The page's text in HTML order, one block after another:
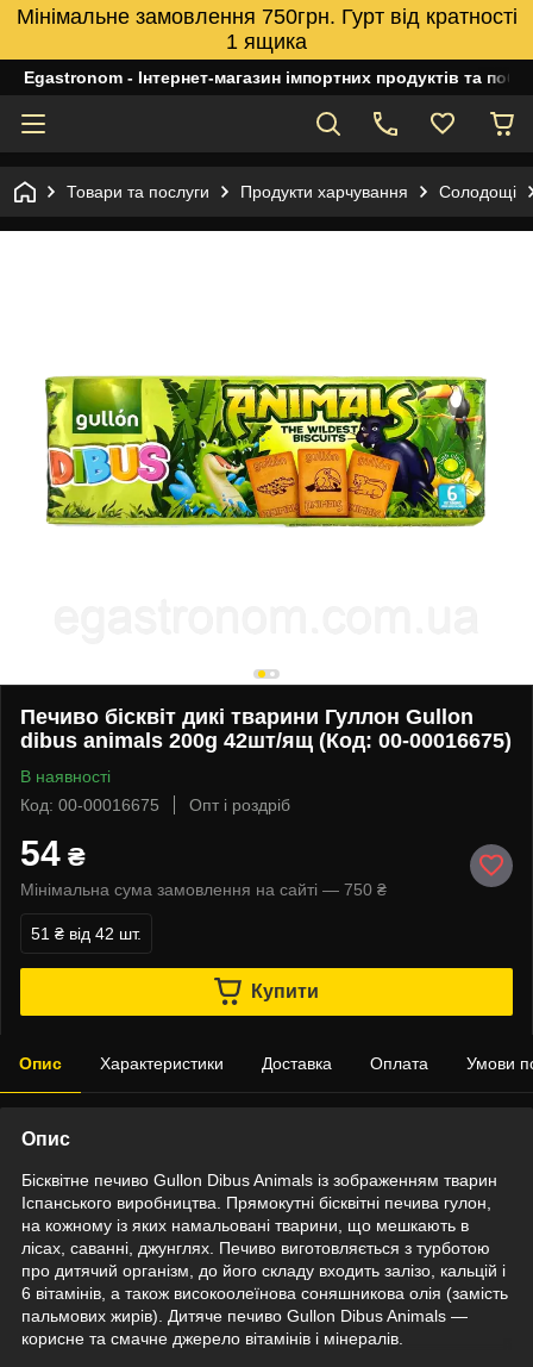
Мінімальне замовлення 750грн. Гурт від кратності
1 ящика
Egastronom - Інтернет-магазин імпортних продуктів та
Товари та послуги Продукти харчування Солодощі
Печиво бісквіт дикі тварини Гуллон Gullon
dibus animals 200g 42шт/ящ (Код: 00-00016675)
В наявності
Код: 00-00016675
Опт і роздріб
54 ₴
Мінімальна сума замовлення на сайті — 750 ₴
51 ₴ від 42 шт.
Купити
Опис Характеристики Доставка Оплата Умови
Опис
Бісквітне печиво Gullon Dibus Animals із зображенням тварин
Іспанського виробництва. Прямокутні бісквітні печива гулон,
на кожному із яких намальовані тварини, що мешкають в
лісах, саванні, джунглях. Печиво виготовляється з турботою
про дитячий організм, до його складу входить залізо, кальцій і
6 вітамінів, а також високоолеїнова соняшникова олія (замість
пальмових жирів). Дитяче печиво Gullon Dibus Animals —
корисне та смачне джерело вітамінів і мінералів.